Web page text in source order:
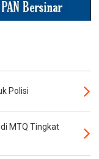
Polisi
MTQ Tingkat